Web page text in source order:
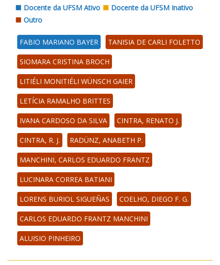
Docente da UFSM Ativo
Docente da UFSM Inativo
Outro
FABIO MARIANO BAYER TANISIA DE CARLI FOLETTO
SIOMARA CRISTINA BROCH
LITIÉLI MONITIÉLI WÜNSCH GAIER
LETÍCIA RAMALHO BRITTES
IVANA CARDOSO DA SILVA CINTRA, RENATO J.
CINTRA, R. J. RADÜNZ, ANABETH P.
MANCHINI, CARLOS EDUARDO FRANTZ
LUCINARA CORREA BATIANI
LORENS BURIOL SIGUEÑAS COELHO, DIEGO F. G.
CARLOS EDUARDO FRANTZ MANCHINI
ALUISIO PINHEIRO